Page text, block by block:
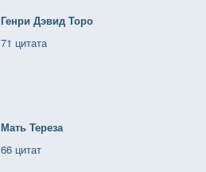
Генри Дэвид Торо
71 цитата
Мать Тереза
66 цитат